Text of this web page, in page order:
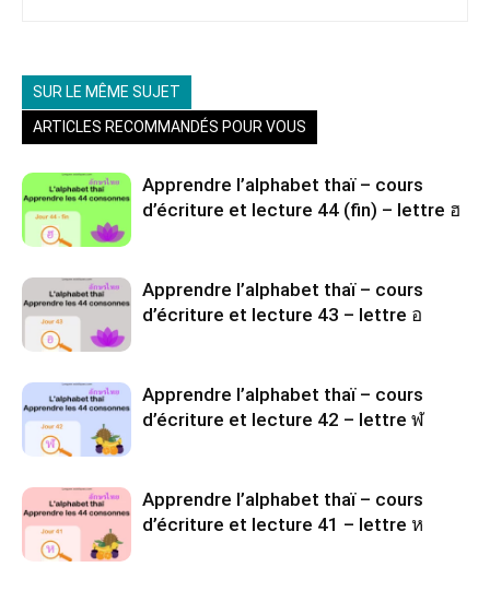
SUR LE MÊME SUJET
ARTICLES RECOMMANDÉS POUR VOUS
Apprendre l’alphabet thaï – cours
d’écriture et lecture 44 (fin) – lettre ฮ
Apprendre l’alphabet thaï – cours
d’écriture et lecture 43 – lettre อ
Apprendre l’alphabet thaï – cours
d’écriture et lecture 42 – lettre ฬ
Apprendre l’alphabet thaï – cours
d’écriture et lecture 41 – lettre ห